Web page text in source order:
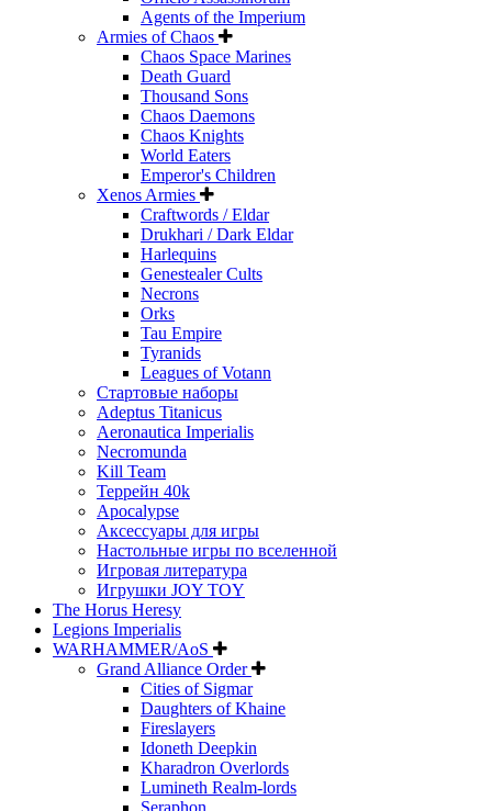
Agents of the Imperium
Armies of Chaos
Chaos Space Marines
Death Guard
Thousand Sons
Chaos Daemons
Chaos Knights
World Eaters
Emperor's Children
Xenos Armies
Craftwords / Eldar
Drukhari / Dark Eldar
Harlequins
Genestealer Cults
Necrons
Orks
Tau Empire
Tyranids
Leagues of Votann
Стартовые наборы
Adeptus Titanicus
Aeronautica Imperialis
Necromunda
Kill Team
Террейн 40k
Apocalypse
Аксессуары для игры
Настольные игры по вселенной
Игровая литература
Игрушки JOY TOY
The Horus Heresy
Legions Imperialis
WARHAMMER/AoS
Grand Alliance Order
Cities of Sigmar
Daughters of Khaine
Fireslayers
Idoneth Deepkin
Kharadron Overlords
Lumineth Realm-lords
Seraphon